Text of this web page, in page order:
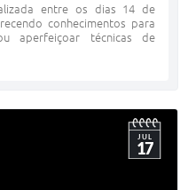
entre os dias 14 de
conhecimentos para
aperfeiçoar técnicas de
JUL
17